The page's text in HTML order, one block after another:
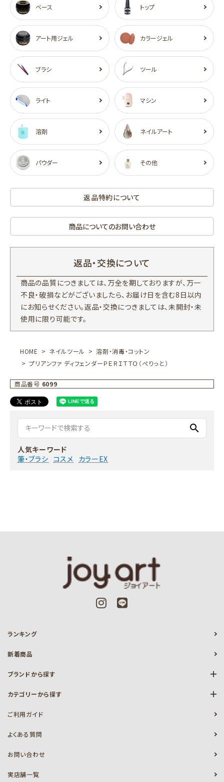
ベース トップ
アート用ジェル カラージェル
ブラシ ツール
ライト マシン
溶剤 ネイルアート
パウダー その他
返品特約について
商品についてのお問い合わせ
返品・交換について
商品の品質につきましては、万全を期しておりますが、万一
不良・破損などがございましたら、お届け日を含む8日以内
にお知らせください。返品・交換につきましては、未開封・未
使用に限り可能です。
HOME ネイルツール
溶剤・消毒・コットン
プリアンファ ディフェンダーＰＥＲＩＴＴＯ（ぺりっと）
商品番号 6099
search
人気キーワード
筆・ブラシ コスメ カラーEX
ランキング
新着商品
ブランドから探す
カテゴリーから探す
ご利用ガイド
よくある質問
お問い合わせ
実店舗一覧